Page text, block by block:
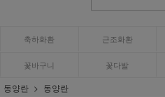
축하화환 근조화환
꽃바구니 꽃다발
동양란 동양란